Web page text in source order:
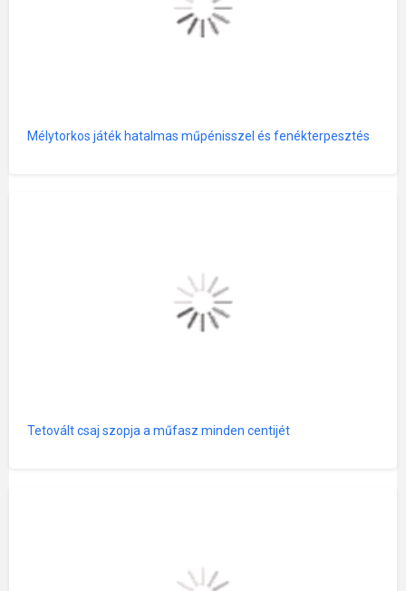
Mélytorkos játék hatalmas műpénisszel és fenékterpesztés
Tetovált csaj szopja a műfasz minden centijét